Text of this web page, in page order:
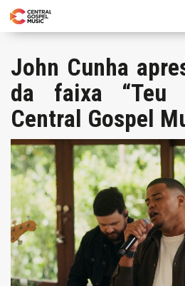
John Cunha
da faixa “Teu
Central Gospel